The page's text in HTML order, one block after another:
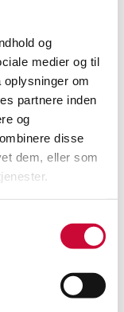
og
medier og til
om
partnere inden
og
disse
dem, eller som
inkl. salær og gebyr